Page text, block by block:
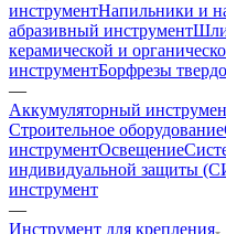
инструментНапильники и
абразивный инструмент
керамической и
инструментБорфрезы
—
Аккумуляторный
Строительное оборудование
инструментОсвещение
индивидуальной защиты
инструмент
—
Инструмент для крепления